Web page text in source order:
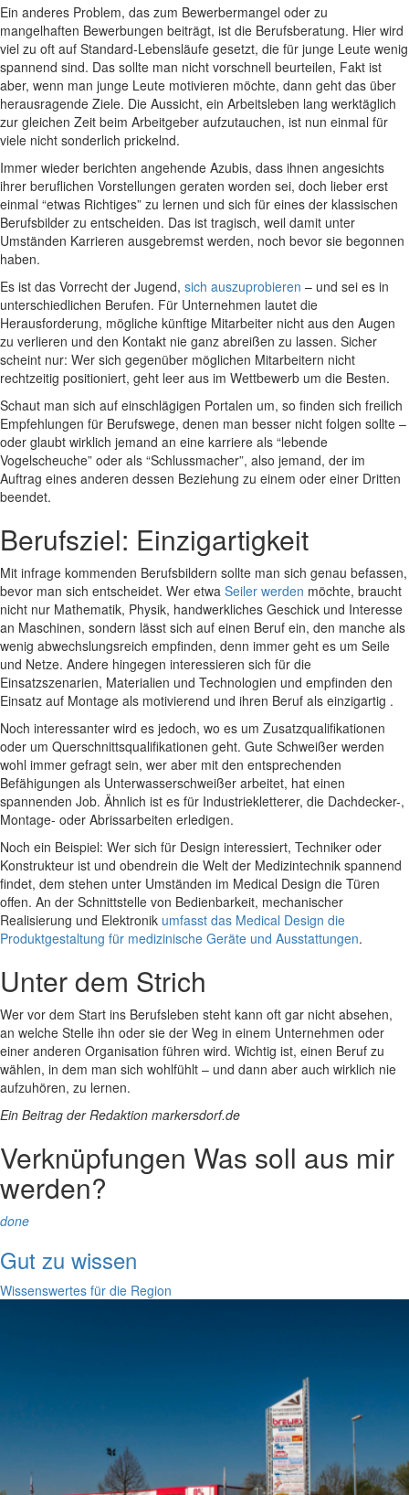
Ein anderes Problem, das zum Bewerbermangel oder zu
mangelhaften Bewerbungen beiträgt, ist die Berufsberatung. Hier wird
viel zu oft auf Standard-Lebensläufe gesetzt, die für junge Leute wenig
spannend sind. Das sollte man nicht vorschnell beurteilen, Fakt ist
aber, wenn man junge Leute motivieren möchte, dann geht das über
herausragende Ziele. Die Aussicht, ein Arbeitsleben lang werktäglich
zur gleichen Zeit beim Arbeitgeber aufzutauchen, ist nun einmal für
viele nicht sonderlich prickelnd.
Immer wieder berichten angehende Azubis, dass ihnen angesichts
ihrer beruflichen Vorstellungen geraten worden sei, doch lieber erst
einmal “etwas Richtiges” zu lernen und sich für eines der klassischen
Berufsbilder zu entscheiden. Das ist tragisch, weil damit unter
Umständen Karrieren ausgebremst werden, noch bevor sie begonnen
haben.
Es ist das Vorrecht der Jugend, sich auszuprobieren – und sei es in
unterschiedlichen Berufen. Für Unternehmen lautet die
Herausforderung, mögliche künftige Mitarbeiter nicht aus den Augen
zu verlieren und den Kontakt nie ganz abreißen zu lassen. Sicher
scheint nur: Wer sich gegenüber möglichen Mitarbeitern nicht
rechtzeitig positioniert, geht leer aus im Wettbewerb um die Besten.
Schaut man sich auf einschlägigen Portalen um, so finden sich freilich
Empfehlungen für Berufswege, denen man besser nicht folgen sollte –
oder glaubt wirklich jemand an eine karriere als “lebende
Vogelscheuche” oder als “Schlussmacher”, also jemand, der im
Auftrag eines anderen dessen Beziehung zu einem oder einer Dritten
beendet.
Berufsziel: Einzigartigkeit
Mit infrage kommenden Berufsbildern sollte man sich genau befassen,
bevor man sich entscheidet. Wer etwa Seiler werden möchte, braucht
nicht nur Mathematik, Physik, handwerkliches Geschick und Interesse
an Maschinen, sondern lässt sich auf einen Beruf ein, den manche als
wenig abwechslungsreich empfinden, denn immer geht es um Seile
und Netze. Andere hingegen interessieren sich für die
Einsatzszenarien, Materialien und Technologien und empfinden den
Einsatz auf Montage als motivierend und ihren Beruf als einzigartig .
Noch interessanter wird es jedoch, wo es um Zusatzqualifikationen
oder um Querschnittsqualifikationen geht. Gute Schweißer werden
wohl immer gefragt sein, wer aber mit den entsprechenden
Befähigungen als Unterwasserschweißer arbeitet, hat einen
spannenden Job. Ähnlich ist es für Industriekletterer, die Dachdecker-,
Montage- oder Abrissarbeiten erledigen.
Noch ein Beispiel: Wer sich für Design interessiert, Techniker oder
Konstrukteur ist und obendrein die Welt der Medizintechnik spannend
findet, dem stehen unter Umständen im Medical Design die Türen
offen. An der Schnittstelle von Bedienbarkeit, mechanischer
Realisierung und Elektronik umfasst das Medical Design die
Produktgestaltung für medizinische Geräte und Ausstattungen.
Unter dem Strich
Wer vor dem Start ins Berufsleben steht kann oft gar nicht absehen,
an welche Stelle ihn oder sie der Weg in einem Unternehmen oder
einer anderen Organisation führen wird. Wichtig ist, einen Beruf zu
wählen, in dem man sich wohlfühlt – und dann aber auch wirklich nie
aufzuhören, zu lernen.
Ein Beitrag der Redaktion markersdorf.de
Verknüpfungen Was soll aus mir
werden?
done
Gut zu wissen
Wissenswertes für die Region